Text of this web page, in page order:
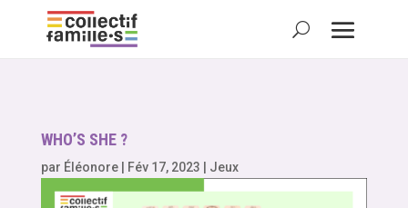
WHO’S SHE ?
par Éléonore| Fév 17, 2023 Jeux